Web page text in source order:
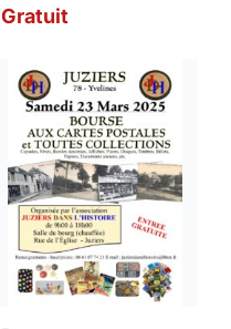
Gratuit